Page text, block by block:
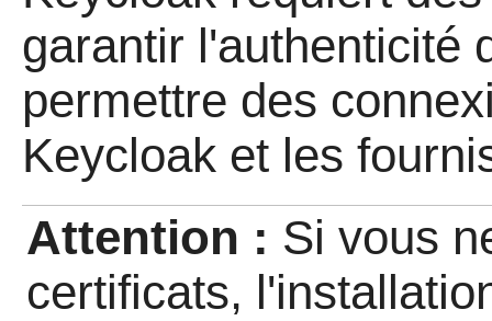
garantir l'authenticité
permettre des
Keycloak et les
Attention : Si vous
certificats,